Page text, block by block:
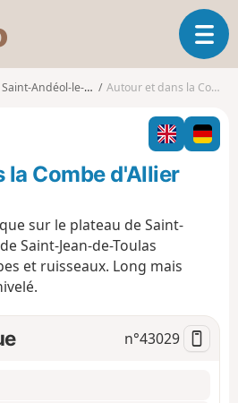
s
o
o
O
u
v
i
r
l
i
o
Saint-Andéol-le-Château Autour et dans la Combe d'Allier
la Combe d'Allier
sur le plateau de Saint-
Saint-Jean-de-Toulas
et ruisseaux. Long mais
n°43029